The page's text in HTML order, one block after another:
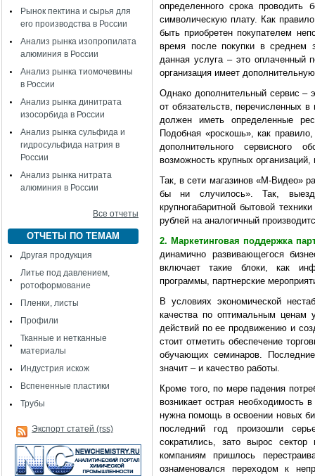
Рынок пектина и сырья для
его производства в России
Анализ рынка изопропилата
алюминия в России
Анализ рынка тиомочевины
в России
Анализ рынка динитрата
изосорбида в России
Анализ рынка сульфида и
гидросульфида натрия в
России
Анализ рынка нитрата
алюминия в России
Все отчеты
ОТЧЕТЫ ПО ТЕМАМ
Другая продукция
Литье под давлением,
ротоформование
Пленки, листы
Профили
Тканные и нетканные
материалы
Индустрия искож
Вспененные пластики
Трубы
Экспорт статей (rss)
определенного срока проводить
символическую плату. Как
быть приобретен покупателем
время после покупки в среднем
данная услуга – это оплаченный
организация имеет
Однако дополнительный сервис –
от обязательств, перечисленных
должен иметь определенные
Подобная «роскошь», как
дополнительного сервисного
возможность крупных
Так, в сети магазинов «М-Видео»
бы ни случилось». Так,
крупногабаритной бытовой
рублей на аналогичный
2. Маркетинговая поддержка
динамично развивающегося
включает такие блоки, как
программы, партнерские
В условиях экономической
качества по оптимальным ценам
действий по ее продвижению и
стоит отметить обеспечение
обучающих семинаров.
значит – и качество работы.
Кроме того, по мере падения
возникает острая необходимость
нужна помощь в освоении новых
последний год произошли
сократились, зато вырос сектор
компаниям пришлось
ознаменовался переходом к